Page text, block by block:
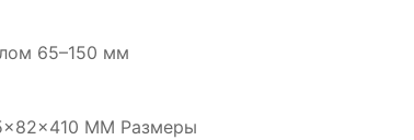
65–150 мм
MM Размеры